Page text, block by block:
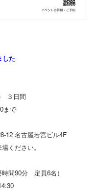
た
３日間
まで
名古屋若宮ビル4F
ください。
時間90分 定員6名）